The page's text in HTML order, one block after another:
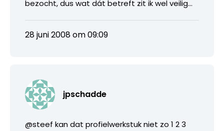
bezocht, dus wat dát betreft zit ik wel veilig…
28 juni 2008 om 09:09
jpschadde
@steef kan dat profielwerkstuk niet zo 1 2 3